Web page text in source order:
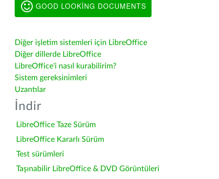
GOOD LOOKING DOCUMENTS
Diğer işletim sistemleri için LibreOffice
Diğer dillerde LibreOffice
LibreOffice'i nasıl kurabilirim?
Sistem gereksinimleri
Uzantılar
İndir
LibreOffice Taze Sürüm
LibreOffice Kararlı Sürüm
Test sürümleri
Taşınabilir LibreOffice & DVD Görüntüleri